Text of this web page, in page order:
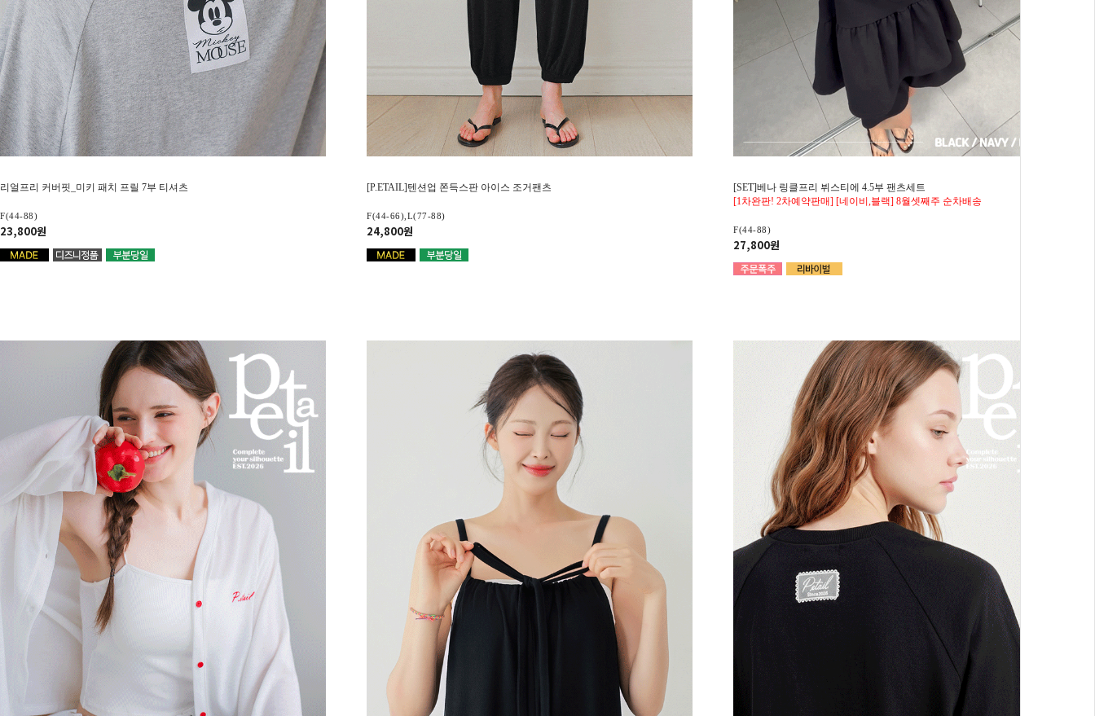
리얼프리 커버핏_미키 패치 프릴 7부 티셔츠
F(44-88)
23,800원
[P.ETAIL]텐션업 쫀득스판 아이스 조거팬츠
F(44-66),L(77-88)
24,800원
[SET]베나 링클프리 뷔스티에 4.5부 팬츠세트
[1차완판! 2차예약판매] [네이비,블랙] 8월셋째주 순차배송
F(44-88)
27,800원